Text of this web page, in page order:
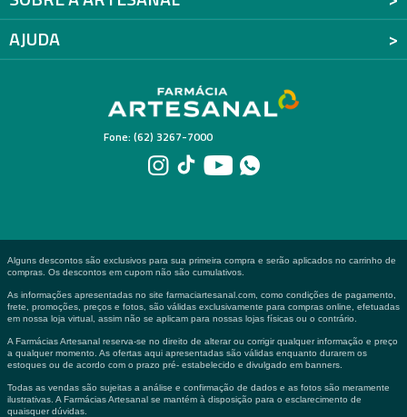
AJUDA
Fone: (62) 3267-7000
Alguns descontos são exclusivos para sua primeira compra e serão aplicados no carrinho de
compras. Os descontos em cupom não são cumulativos.
As informações apresentadas no site farmaciartesanal.com, como condições de pagamento,
frete, promoções, preços e fotos, são válidas exclusivamente para compras online, efetuadas
em nossa loja virtual, assim não se aplicam para nossas lojas físicas ou o contrário.
A Farmácias Artesanal reserva-se no direito de alterar ou corrigir qualquer informação e preço
a qualquer momento. As ofertas aqui apresentadas são válidas enquanto durarem os
estoques ou de acordo com o prazo pré- estabelecido e divulgado em banners.
Todas as vendas são sujeitas a análise e confirmação de dados e as fotos são meramente
ilustrativas. A Farmácias Artesanal se mantém à disposição para o esclarecimento de
quaisquer dúvidas.